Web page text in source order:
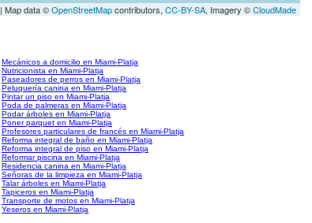
| Map data ©OpenStreetMapcontributors, CC-BY-SA, Imagery ©CloudMade
Mecánicos a domicilio en Miami-Platja
Nutricionista en Miami-Platja
Paseadores de perros en Miami-Platja
Peluquería canina en Miami-Platja
Pintar un piso en Miami-Platja
Poda de palmeras en Miami-Platja
Podar árboles en Miami-Platja
Poner parquet en Miami-Platja
Profesores particulares de francés en Miami-Platja
Reforma integral de baño en Miami-Platja
Reforma integral de piso en Miami-Platja
Reformar piscina en Miami-Platja
Residencia canina en Miami-Platja
Señoras de la limpieza en Miami-Platja
Talar árboles en Miami-Platja
Tapiceros en Miami-Platja
Transporte de motos en Miami-Platja
Yeseros en Miami-Platja